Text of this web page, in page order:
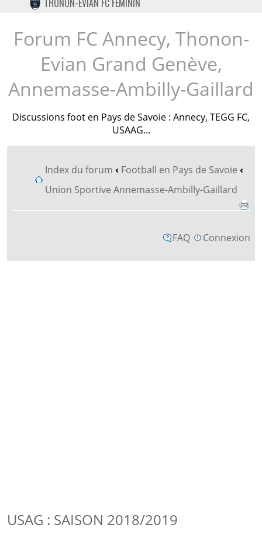
TWITTER
INSTAGRAM
THONON-EVIAN FC FÉMININ
Forum FC Annecy, Thonon-
Evian Grand Genève,
Annemasse-Ambilly-Gaillard
Discussions foot en Pays de Savoie : Annecy, TEGG FC,
USAAG...
Index du forum ‹ Football en Pays de Savoie ‹
Union Sportive Annemasse-Ambilly-Gaillard
FAQ Connexion
USAG : SAISON 2018/2019